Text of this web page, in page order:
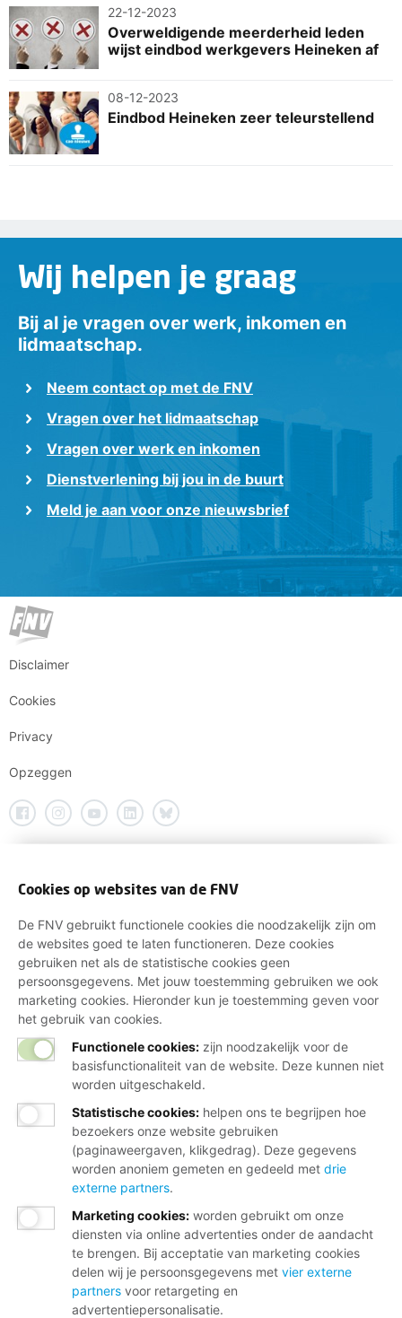
22-12-2023
Overweldigende meerderheid leden
wijst eindbod werkgevers Heineken af
08-12-2023
Eindbod Heineken zeer teleurstellend
Wij helpen je graag
Bij al je vragen over werk, inkomen en
lidmaatschap.
Neem contact op met de FNV
Vragen over het lidmaatschap
Vragen over werk en inkomen
Dienstverlening bij jou in de buurt
Meld je aan voor onze nieuwsbrief
Disclaimer
Cookies
Privacy
Opzeggen
Cookies op websites van de FNV
De FNV gebruikt functionele cookies die noodzakelijk zijn om
de websites goed te laten functioneren. Deze cookies
gebruiken net als de statistische cookies geen
persoonsgegevens. Met jouw toestemming gebruiken we ook
marketing cookies. Hieronder kun je toestemming geven voor
het gebruik van cookies.
Functionele cookies: zijn noodzakelijk voor de
basisfunctionaliteit van de website. Deze kunnen niet
worden uitgeschakeld.
Statistische cookies: helpen ons te begrijpen hoe
bezoekers onze website gebruiken
(paginaweergaven, klikgedrag). Deze gegevens
worden anoniem gemeten en gedeeld met drie
externe partners.
Marketing cookies: worden gebruikt om onze
diensten via online advertenties onder de aandacht
te brengen. Bij acceptatie van marketing cookies
delen wij je persoonsgegevens met vier externe
partners voor retargeting en
advertentiepersonalisatie.